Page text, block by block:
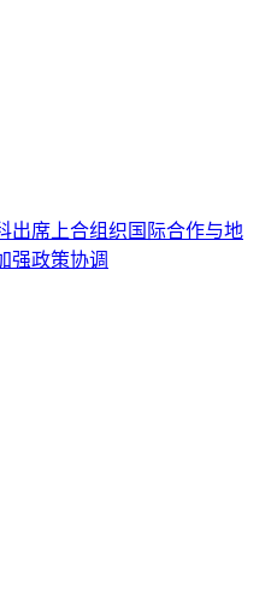
出席上合组织国际合作与地
强政策协调